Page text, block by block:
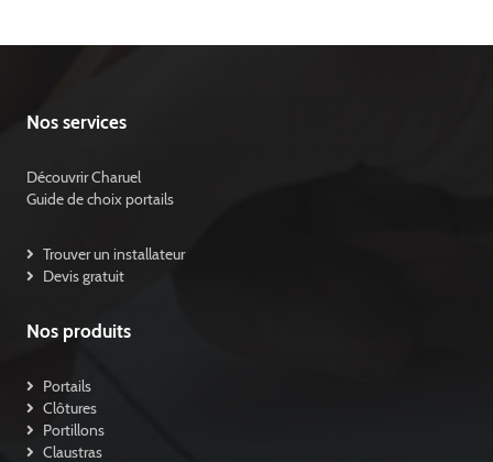
Nos services
Découvrir Charuel
Guide de choix portails
Trouver un installateur
Devis gratuit
Nos produits
Portails
Clôtures
Portillons
Claustras